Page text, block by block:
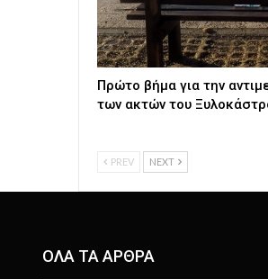
Πρώτο βήμα για την
των ακτών του
PREV NEXT
ΟΛΑ ΤΑ ΑΡΘΡΑ